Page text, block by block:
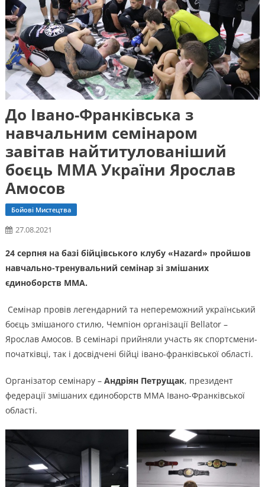
До Івано-Франківська з
навчальним семінаром
завітав найтитулованіший
боєць ММА України Ярослав
Амосов
Бойові Мистецтва
27.08.2021
24 серпня на базі бійцівського клубу «Hazard» пройшов
навчально-тренувальний семінар зі змішаних
єдиноборств ММА.
Семінар провів легендарний та непереможний український
боєць змішаного стилю, Чемпіон організації Bellator –
Ярослав Амосов. В семінарі прийняли участь як спортсмени-
початківці, так і досвідчені бійці івано-франківської області.
Організатор семінару – Андріян Петрущак, президент
федерації змішаних єдиноборств ММА Івано-Франківської
області.